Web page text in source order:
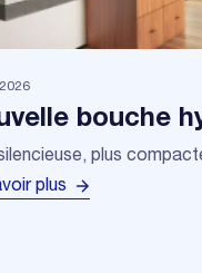
bouche
plus
plus